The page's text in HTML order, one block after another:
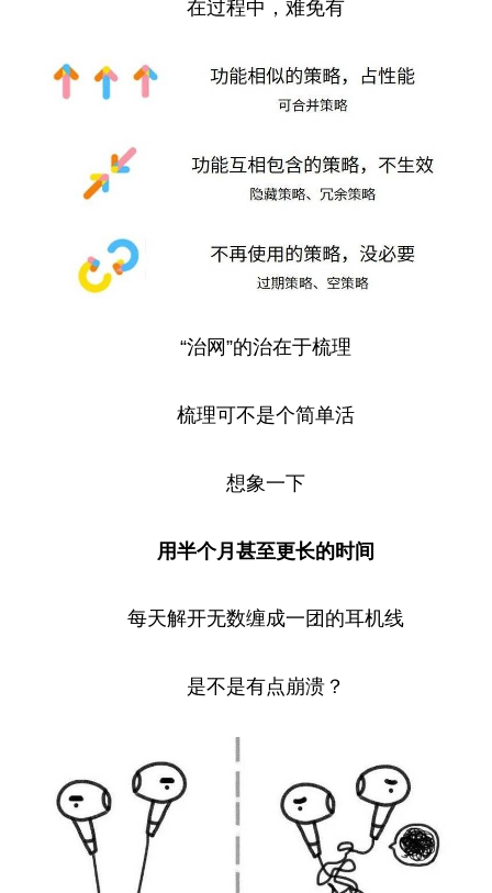
在过程中，难免有
“治网”的治在于梳理
梳理可不是个简单活
想象一下
用半个月甚至更长的时间
每天解开无数缠成一团的耳机线
是不是有点崩溃？